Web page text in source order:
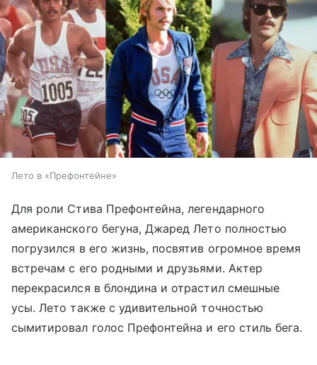
Лето в «Префонтейне»
Для роли Стива Префонтейна, легендарного
американского бегуна, Джаред Лето полностью
погрузился в его жизнь, посвятив огромное время
встречам с его родными и друзьями. Актер
перекрасился в блондина и отрастил смешные
усы. Лето также с удивительной точностью
сымитировал голос Префонтейна и его стиль бега.